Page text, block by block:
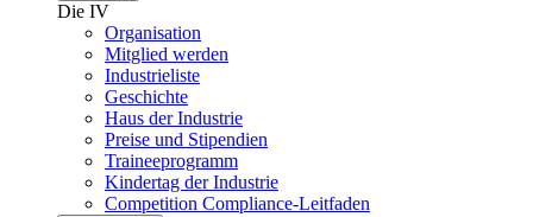
Die IV
Organisation
Mitglied werden
Industrieliste
Geschichte
Haus der Industrie
Preise und Stipendien
Traineeprogramm
Kindertag der Industrie
Competition Compliance-Leitfaden